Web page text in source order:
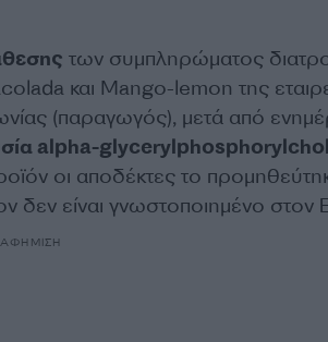
των συμπληρώματος
και Mango-lemon της
(παραγωγός), μετά από
alpha-
οι αποδέκτες το
δεν είναι γνωστοποιημένο